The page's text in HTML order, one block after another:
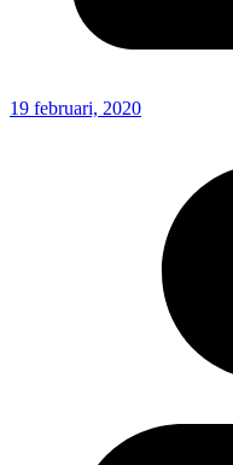
19 februari, 2020